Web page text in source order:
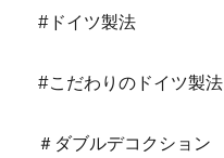
#ドイツ製法
#こだわりのドイツ製法
＃ダブルデコクション